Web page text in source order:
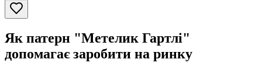
Як патерн "Метелик Гартлі"
допомагає заробити на ринку